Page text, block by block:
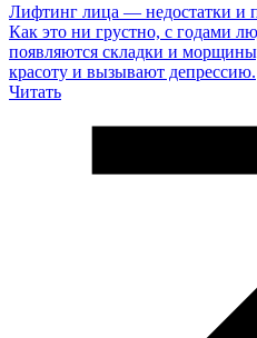
Лифтинг лица — недостатки и
Как это ни грустно, с годами
появляются складки и
красоту и вызывают депрессию.
Читать